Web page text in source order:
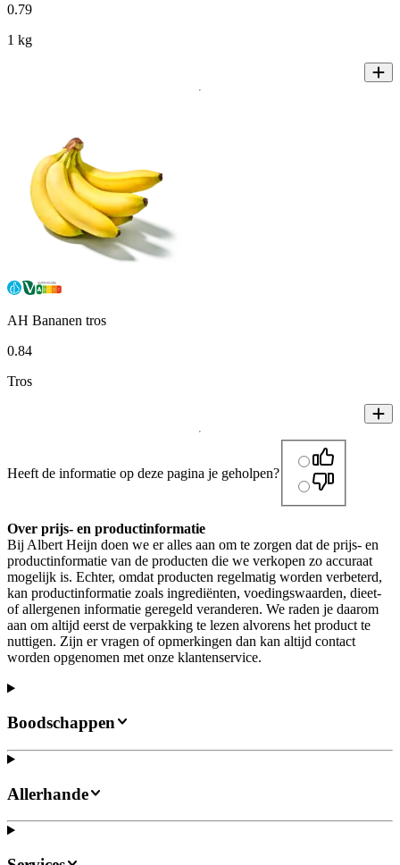
0.79
1 kg
AH Bananen tros
0.84
Tros
Heeft de informatie op deze pagina je geholpen?
Over prijs- en productinformatie
Bij Albert Heijn doen we er alles aan om te zorgen dat de prijs- en
productinformatie van de producten die we verkopen zo accuraat
mogelijk is. Echter, omdat producten regelmatig worden verbeterd,
kan productinformatie zoals ingrediënten, voedingswaarden, dieet-
of allergenen informatie geregeld veranderen. We raden je daarom
aan om altijd eerst de verpakking te lezen alvorens het product te
nuttigen. Zijn er vragen of opmerkingen dan kan altijd contact
worden opgenomen met onze klantenservice.
Boodschappen
Allerhande